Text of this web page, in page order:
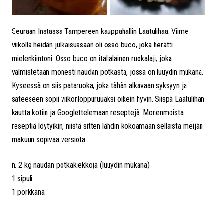
Seuraan Instassa Tampereen kauppahallin Laatulihaa. Viime
viikolla heidän julkaisussaan oli osso buco, joka herätti
mielenkiintoni. Osso buco on italialainen ruokalaji, joka
valmistetaan monesti naudan potkasta, jossa on luuydin mukana.
Kyseessä on siis pataruoka, joka tähän alkavaan syksyyn ja
sateeseen sopii viikonloppuruuaksi oikein hyvin. Siispä Laatulihan
kautta kotiin ja Googlettelemaan reseptejä. Monenmoista
reseptiä löytyikin, niistä sitten lähdin kokoamaan sellaista meijän
makuun sopivaa versiota.
n. 2 kg naudan potkakiekkoja (luuydin mukana)
1 sipuli
1 porkkana